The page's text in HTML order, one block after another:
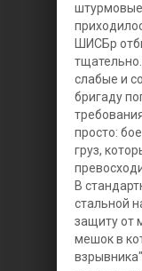
ШИСБр
слабые и
бригаду
просто:
груз,
В
стальной
защиту от
мешок в